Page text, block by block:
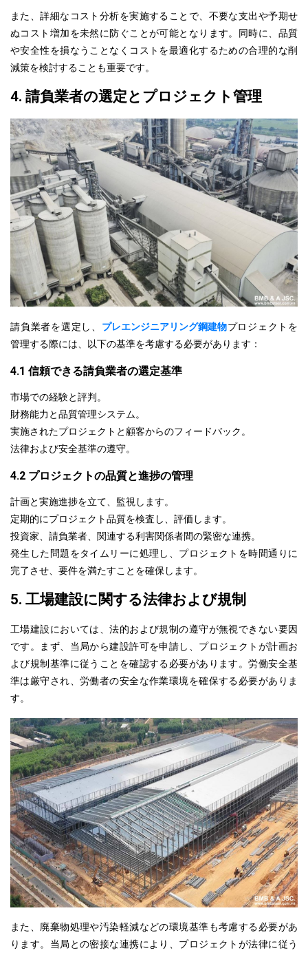
また、詳細なコスト分析を実施することで、不要な支出や予期せ
ぬコスト増加を未然に防ぐことが可能となります。 同時に、 品質
や安全性を損なうことなくコストを最適化するための合理的な削
減策を検討することも重要です。
4. 請負業者の選定とプロジェクト管理
請負業者を選定し、 プレエンジニアリング鋼建物プロジェクトを
管理する際には、以下の基準を考慮する必要があります：
4.1 信頼できる請負業者の選定基準
市場での経験と評判。
財務能力と品質管理システム。
実施されたプロジェクトと顧客からのフィードバック。
法律および安全基準の遵守。
4.2 プロジェクトの品質と進捗の管理
計画と実施進捗を立て、監視します。
定期的にプロジェクト品質を検査し、評価します。
投資家、請負業者、関連する利害関係者間の緊密な連携。
発生した問題をタイムリーに処理し、プロジェクトを時間通りに
完了させ、要件を満たすことを確保します。
5. 工場建設に関する法律および規制
工場建設においては、法的および規制の遵守が無視できない要因
です。まず、当局から建設許可を申請し、プロジェクトが計画お
よび規制基準に従うことを確認する必要があります。労働安全基
準は厳守され、労働者の安全な作業環境を確保する必要がありま
す。
また、廃棄物処理や汚染軽減などの環境基準も考慮する必要があ
ります。当局との密接な連携により、プロジェクトが法律に従う